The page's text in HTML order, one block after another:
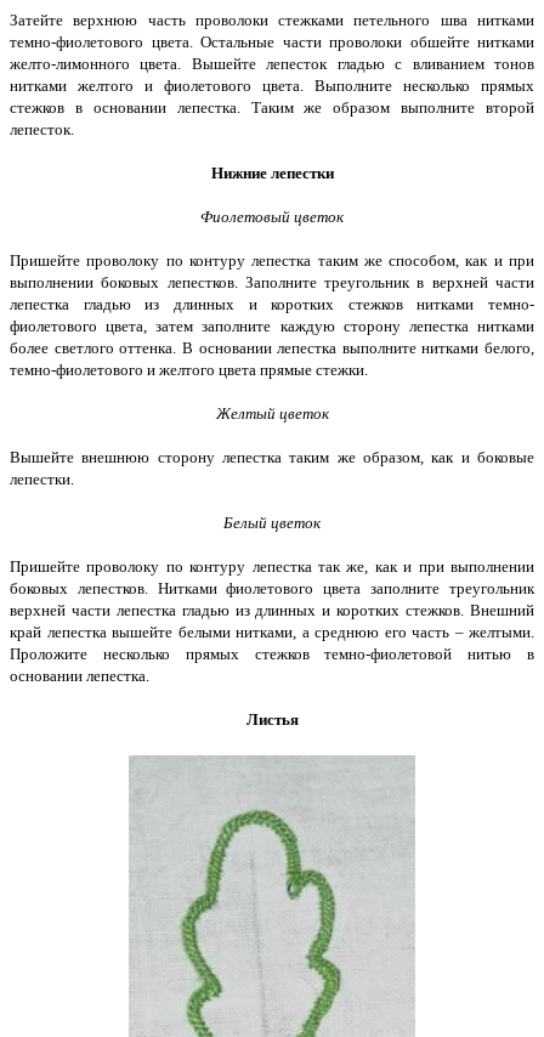
Затейте верхнюю часть проволоки стежками петельного шва нитками
темно-фиолетового цвета. Остальные части проволоки обшейте нитками
желто-лимонного цвета. Вышейте лепесток гладью с вливанием тонов
нитками желтого и фиолетового цвета. Выполните несколько прямых
стежков в основании лепестка. Таким же образом выполните второй
лепесток.
Нижние лепестки
Фиолетовый цветок
Пришейте проволоку по контуру лепестка таким же способом, как и при
выполнении боковых лепестков. Заполните треугольник в верхней части
лепестка гладью из длинных и коротких стежков нитками темно-
фиолетового цвета, затем заполните каждую сторону лепестка нитками
более светлого оттенка. В основании лепестка выполните нитками белого,
темно-фиолетового и желтого цвета прямые стежки.
Желтый цветок
Вышейте внешнюю сторону лепестка таким же образом, как и боковые
лепестки.
Белый цветок
Пришейте проволоку по контуру лепестка так же, как и при выполнении
боковых лепестков. Нитками фиолетового цвета заполните треугольник
верхней части лепестка гладью из длинных и коротких стежков. Внешний
край лепестка вышейте белыми нитками, а среднюю его часть – желтыми.
Проложите несколько прямых стежков темно-фиолетовой нитью в
основании лепестка.
Листья